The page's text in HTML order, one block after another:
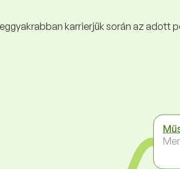
karrierjük során az adott